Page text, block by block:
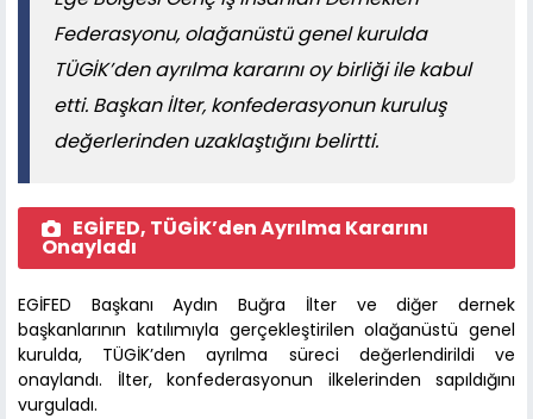
Federasyonu, olağanüstü genel kurulda
TÜGİK’den ayrılma kararını oy birliği ile kabul
etti. Başkan İlter, konfederasyonun kuruluş
değerlerinden uzaklaştığını belirtti.
EGİFED, TÜGİK’den Ayrılma Kararını
Onayladı
EGİFED Başkanı Aydın Buğra İlter ve diğer dernek
başkanlarının katılımıyla gerçekleştirilen olağanüstü genel
kurulda, TÜGİK’den ayrılma süreci değerlendirildi ve
onaylandı. İlter, konfederasyonun ilkelerinden sapıldığını
vurguladı.